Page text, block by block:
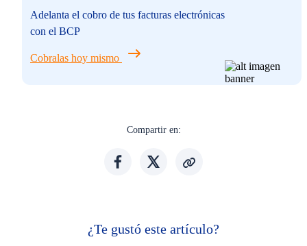
Adelanta el cobro de tus facturas electrónicas
con el BCP
Cobralas hoy mismo
Compartir en:
¿Te gustó este artículo?